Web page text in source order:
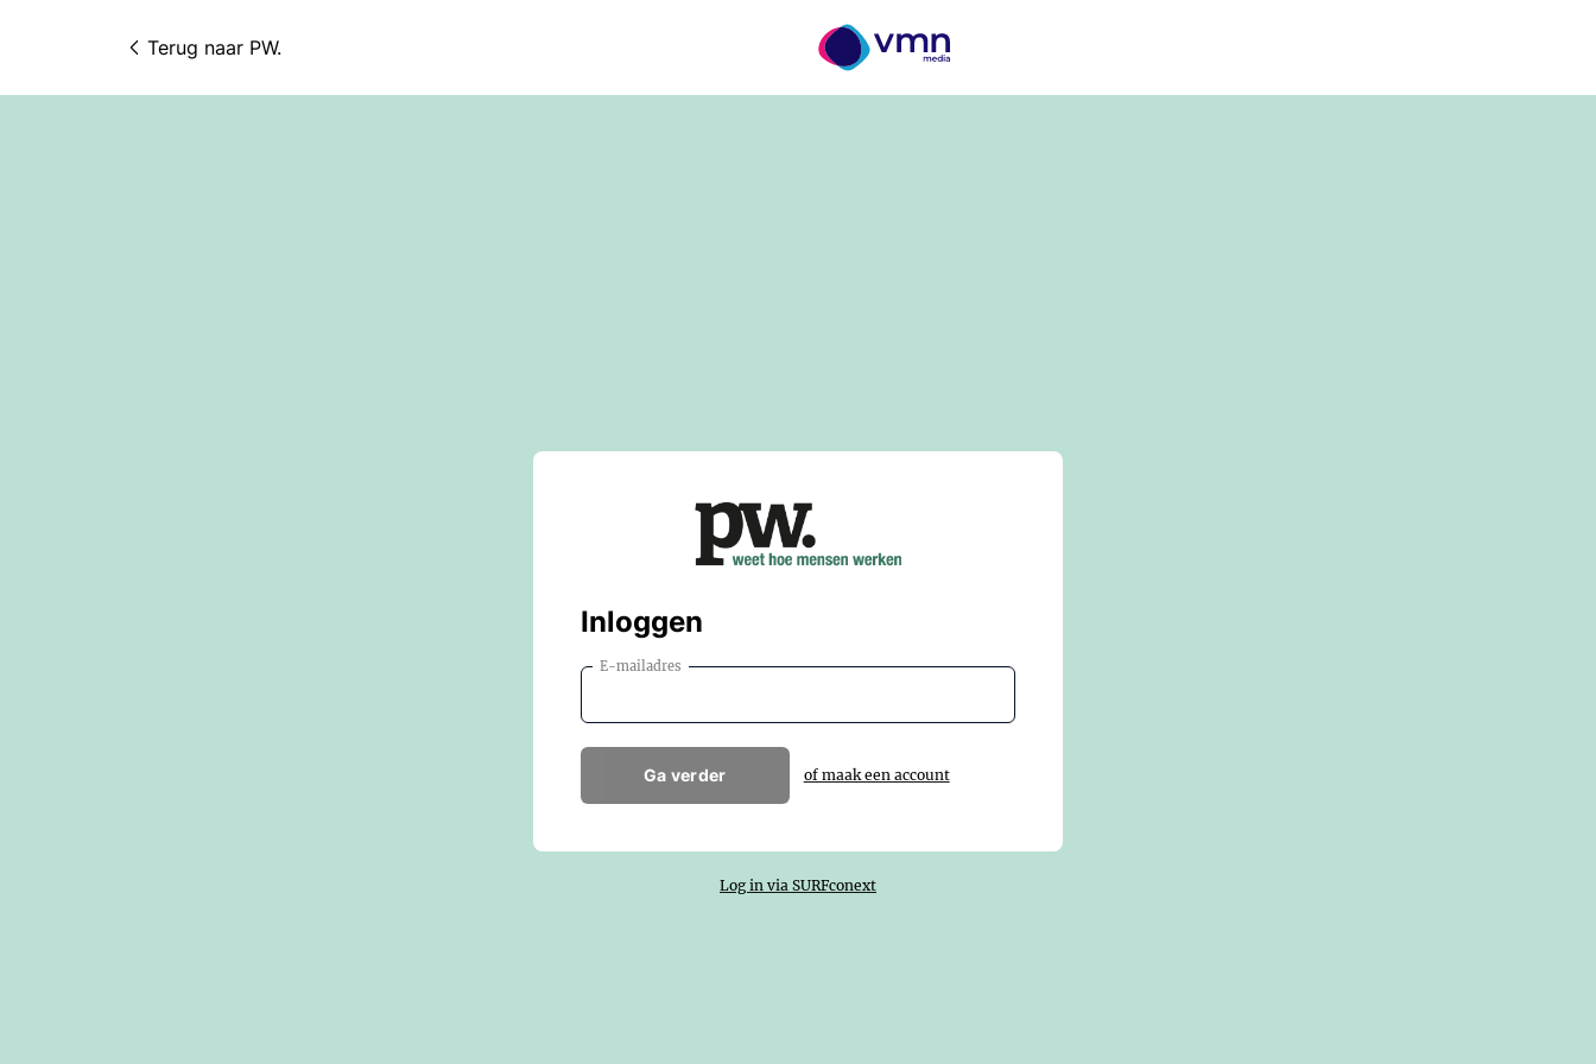
Terug naar PW.
Inloggen
E-mailadres
Ga verder of maak een account
Log in via SURFconext